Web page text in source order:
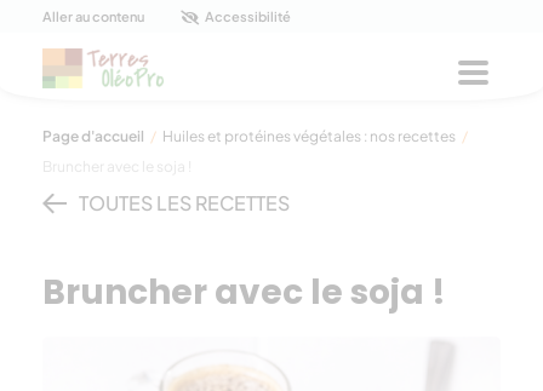
Panneau de gestion des cookies
Aller au contenu Accessibilité
Page d'accueil / Huiles et protéines végétales : nos recettes /
Bruncher avec le soja !
TOUTES LES RECETTES
Bruncher avec le soja !